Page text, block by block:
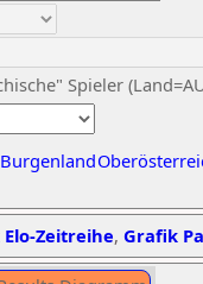
Spieler
Burgenland
Zeitreihe, Grafik